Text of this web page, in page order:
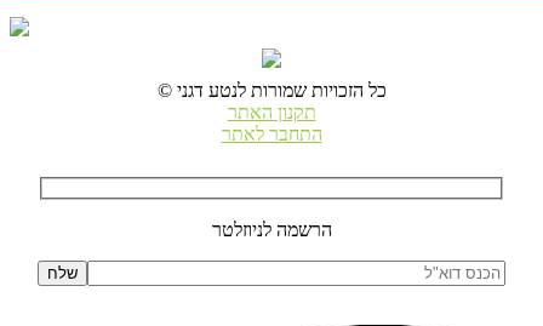
© כל הזכויות שמורות לנטע דגני
תקנון האתר
התחבר לאתר
הרשמה לניוזלטר